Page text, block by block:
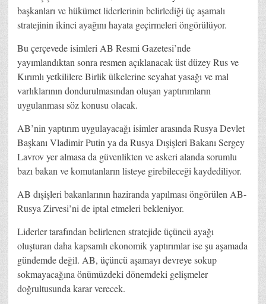
başkanları ve hükümet liderlerinin belirlediği üç aşamalı
stratejinin ikinci ayağını hayata geçirmeleri öngörülüyor.
Bu çerçevede isimleri AB Resmi Gazetesi’nde
yayımlandıktan sonra resmen açıklanacak üst düzey Rus ve
Kırımlı yetkililere Birlik ülkelerine seyahat yasağı ve mal
varlıklarının dondurulmasından oluşan yaptırımların
uygulanması söz konusu olacak.
AB’nin yaptırım uygulayacağı isimler arasında Rusya Devlet
Başkanı Vladimir Putin ya da Rusya Dışişleri Bakanı Sergey
Lavrov yer almasa da güvenlikten ve askeri alanda sorumlu
bazı bakan ve komutanların listeye girebileceği kaydediliyor.
AB dışişleri bakanlarının haziranda yapılması öngörülen AB-
Rusya Zirvesi’ni de iptal etmeleri bekleniyor.
Liderler tarafından belirlenen stratejide üçüncü ayağı
oluşturan daha kapsamlı ekonomik yaptırımlar ise şu aşamada
gündemde değil. AB, üçüncü aşamayı devreye sokup
sokmayacağına önümüzdeki dönemdeki gelişmeler
doğrultusunda karar verecek.